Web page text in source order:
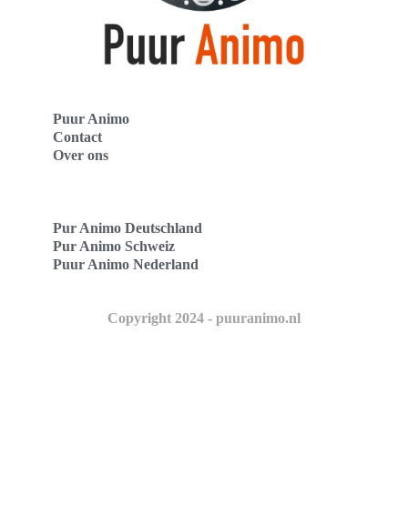
Puur Animo
Contact
Over ons
Pur Animo Deutschland
Pur Animo Schweiz
Puur Animo Nederland
Copyright 2024 - puuranimo.nl